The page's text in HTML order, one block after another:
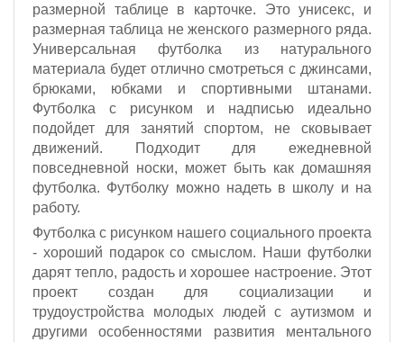
размерной таблице в карточке. Это унисекс, и
размерная таблица не женского размерного ряда.
Универсальная футболка из натурального
материала будет отлично смотреться с джинсами,
брюками, юбками и спортивными штанами.
Футболка с рисунком и надписью идеально
подойдет для занятий спортом, не сковывает
движений. Подходит для ежедневной
повседневной носки, может быть как домашняя
футболка. Футболку можно надеть в школу и на
работу.
Футболка с рисунком нашего социального проекта
- хороший подарок со смыслом. Наши футболки
дарят тепло, радость и хорошее настроение. Этот
проект создан для социализации и
трудоустройства молодых людей с аутизмом и
другими особенностями развития ментального